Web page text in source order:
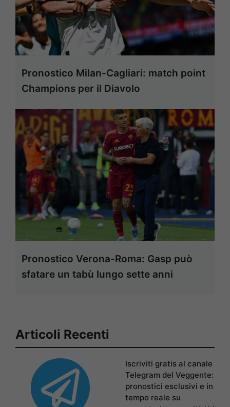
Pronostico Milan-Cagliari: match point
Champions per il Diavolo
Pronostico Verona-Roma: Gasp può
sfatare un tabù lungo sette anni
Articoli Recenti
Iscriviti gratis al canale
Telegram del Veggente:
pronostici esclusivi e in
tempo reale su